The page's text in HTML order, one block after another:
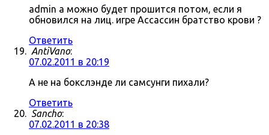
admin а можно будет прошится потом, если я
обновился на лиц. игре Ассассин братство крови ?
Ответить
AntiVano:
07.02.2011 в 20:19
А не на бокслэнде ли самсунги пихали?
Ответить
Sancho:
07.02.2011 в 20:38